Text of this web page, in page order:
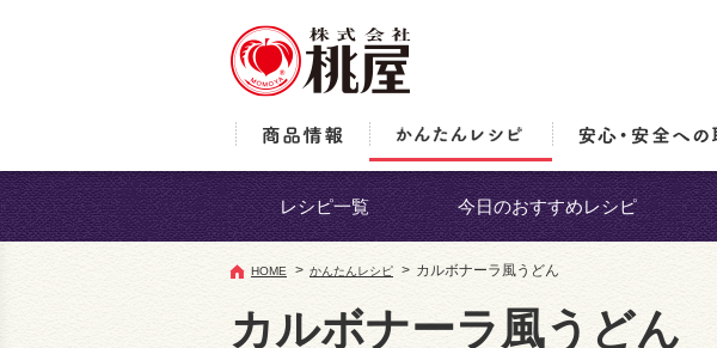
レシピ一覧 今日のおすすめレシピ
HOME > かんたんレシピ > カルボナーラ風うどん
カルボナーラ風うどん